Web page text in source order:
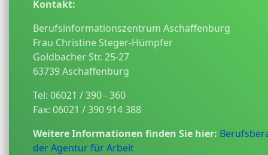
Kontakt:
Berufsinformationszentrum Aschaffenburg
Frau Christine Steger-Hümpfer
Goldbacher Str. 25-27
63739 Aschaffenburg
Tel: 06021 / 390 - 360
Fax: 06021 / 390 914 388
Weitere Informationen finden Sie hier:
der Agentur für Arbeit